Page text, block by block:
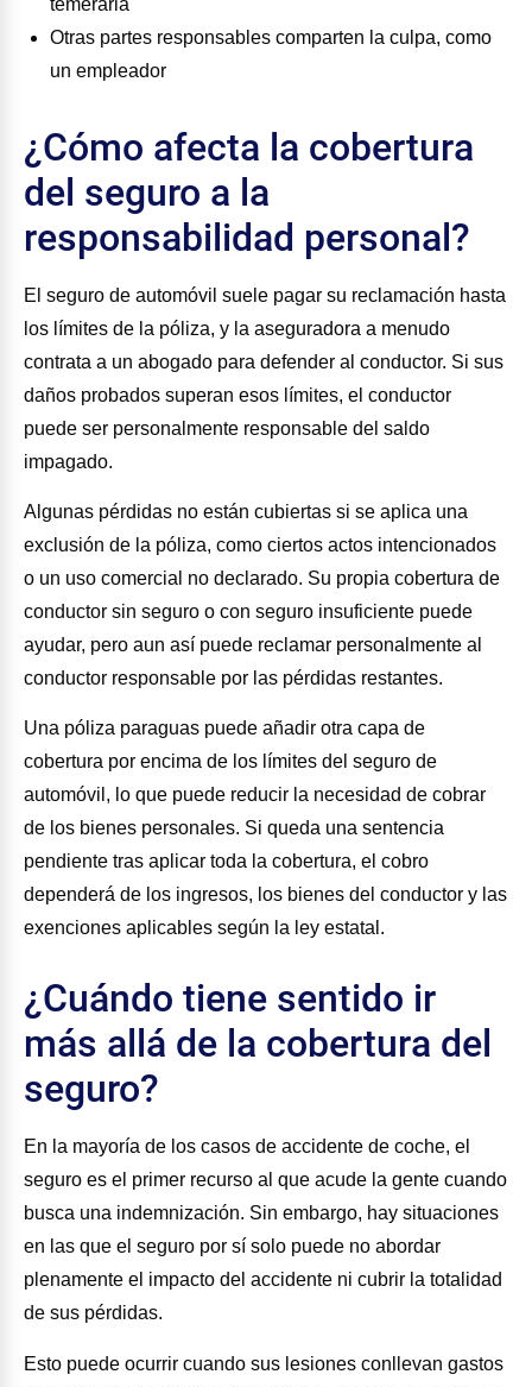
Otras partes responsables comparten la culpa, como
un empleador
¿Cómo afecta la cobertura
del seguro a la
responsabilidad personal?
El seguro de automóvil suele pagar su reclamación hasta
los límites de la póliza, y la aseguradora a menudo
contrata a un abogado para defender al conductor. Si sus
daños probados superan esos límites, el conductor
puede ser personalmente responsable del saldo
impagado.
Algunas pérdidas no están cubiertas si se aplica una
exclusión de la póliza, como ciertos actos intencionados
o un uso comercial no declarado. Su propia cobertura de
conductor sin seguro o con seguro insuficiente puede
ayudar, pero aun así puede reclamar personalmente al
conductor responsable por las pérdidas restantes.
Una póliza paraguas puede añadir otra capa de
cobertura por encima de los límites del seguro de
automóvil, lo que puede reducir la necesidad de cobrar
de los bienes personales. Si queda una sentencia
pendiente tras aplicar toda la cobertura, el cobro
dependerá de los ingresos, los bienes del conductor y las
exenciones aplicables según la ley estatal.
¿Cuándo tiene sentido ir
más allá de la cobertura del
seguro?
En la mayoría de los casos de accidente de coche, el
seguro es el primer recurso al que acude la gente cuando
busca una indemnización. Sin embargo, hay situaciones
en las que el seguro por sí solo puede no abordar
plenamente el impacto del accidente ni cubrir la totalidad
de sus pérdidas.
Esto puede ocurrir cuando sus lesiones conllevan gastos